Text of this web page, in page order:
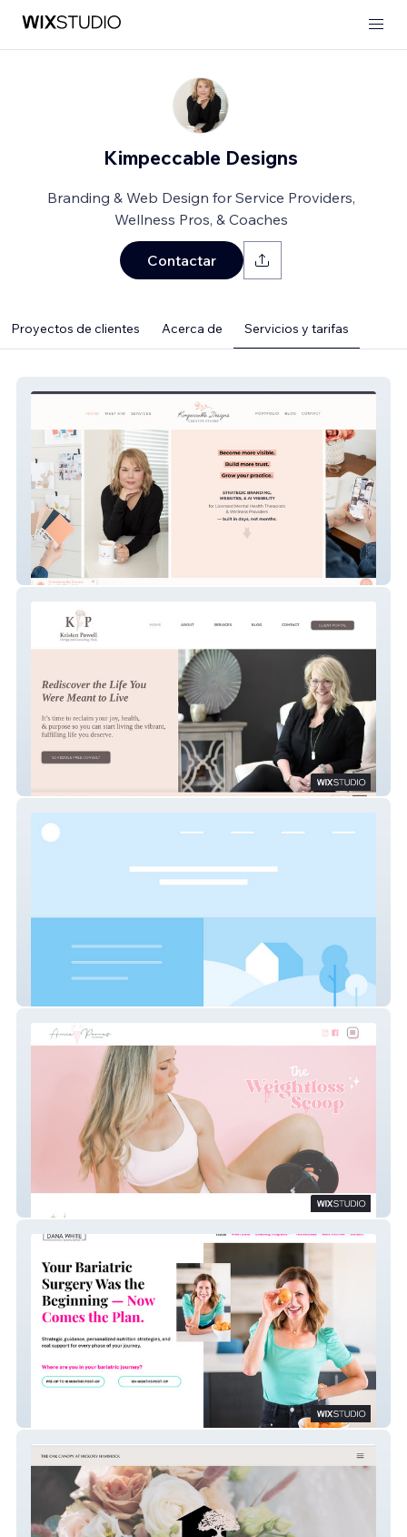
Kimpeccable Designs
Branding & Web Design for Service Providers,
Wellness Pros, & Coaches
Contactar
Proyectos de clientes Acerca de Servicios y tarifas
Kimpeccable Designs
Kristen Powell Therapy & Consulting, PLLC